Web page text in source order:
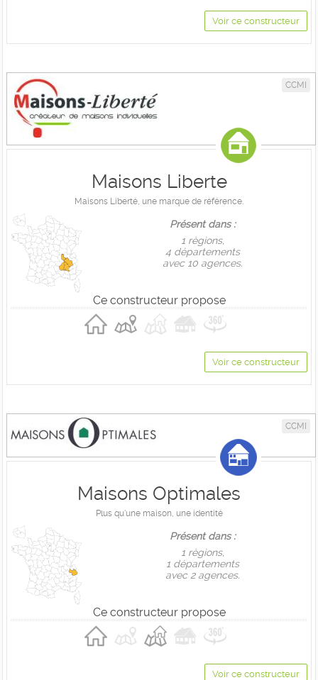
Voir ce constructeur
CCMI
Maisons Liberte
Maisons Liberté, une marque de référence.
Présent dans :
1 règions,
4 départements
avec 10 agences.
Ce constructeur propose
Voir ce constructeur
CCMI
Maisons Optimales
Plus qu'une maison, une identité
Présent dans :
1 règions,
1 départements
avec 2 agences.
Ce constructeur propose
Voir ce constructeur